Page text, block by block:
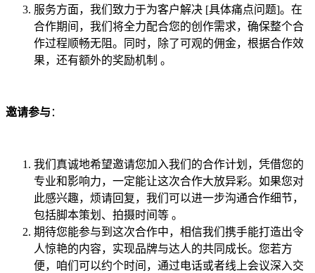
服务方面，我们致力于为客户解决 [具体痛点问题]。在
合作期间，我们将全力配合您的创作需求，确保整个合
作过程顺畅无阻。同时，除了可观的佣金，根据合作效
果，还有额外的奖励机制 。
邀请参与 ：
我们真诚地希望邀请您加入我们的合作计划，凭借您的
专业和影响力，一定能让这次合作大放异彩。如果您对
此感兴趣，烦请回复，我们可以进一步沟通合作细节，
包括脚本策划、拍摄时间等 。
期待您能参与到这次合作中，相信我们携手能打造出令
人惊艳的内容，实现品牌与达人的共同成长。您若方
便，咱们可以约个时间，通过电话或者线上会议深入交